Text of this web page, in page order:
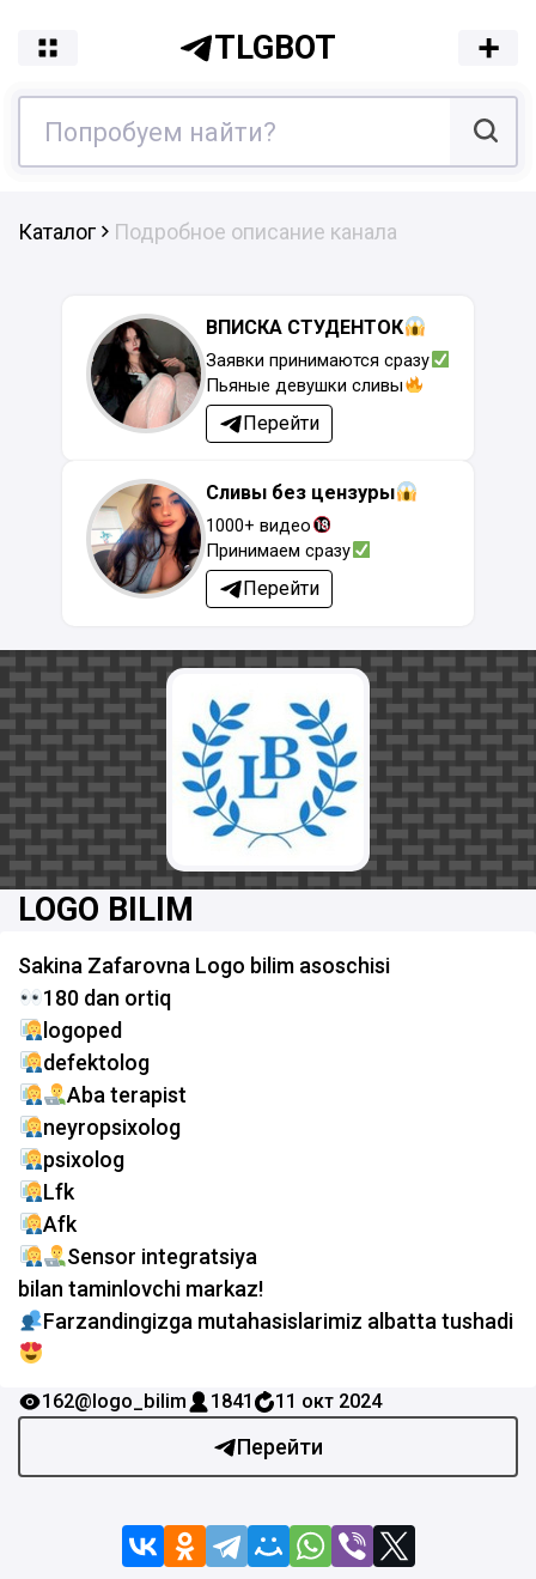
TLGBOT
Каталог Подробное описание канала
ВПИСКА СТУДЕНТОК
Заявки принимаются сразу
Пьяные девушки сливы
Перейти
Сливы без цензуры
1000+ видео
Принимаем сразу
Перейти
LOGO BILIM
Sakina Zafarovna Logo bilim asoschisi
180 dan ortiq
logoped
defektolog
Aba terapist
neyropsixolog
psixolog
Lfk
Afk
Sensor integratsiya
bilan taminlovchi markaz!
Farzandingizga mutahasislarimiz albatta tushadi
Перейти
162@logo_bilim 1841 11 окт 2024